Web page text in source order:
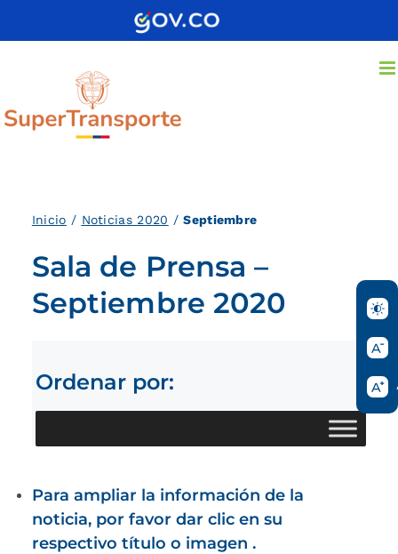
Inicio / Noticias 2020 /Septiembre
Sala de Prensa –
Septiembre 2020
Ordenar por:
Para ampliar la información de la
noticia, por favor dar clic en su
respectivo título o imagen .